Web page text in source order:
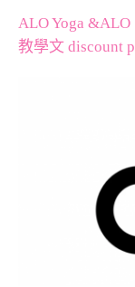
ALO Yoga
教學文 discount